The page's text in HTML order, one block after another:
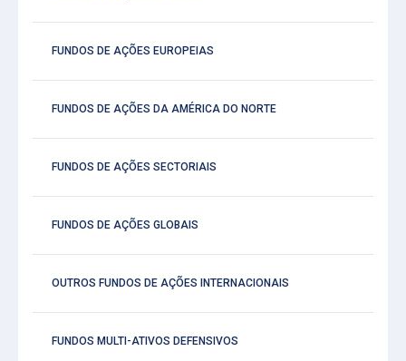
FUNDOS DE AÇÕES EUROPEIAS
FUNDOS DE AÇÕES DA AMÉRICA DO NORTE
FUNDOS DE AÇÕES SECTORIAIS
FUNDOS DE AÇÕES GLOBAIS
OUTROS FUNDOS DE AÇÕES INTERNACIONAIS
FUNDOS MULTI-ATIVOS DEFENSIVOS